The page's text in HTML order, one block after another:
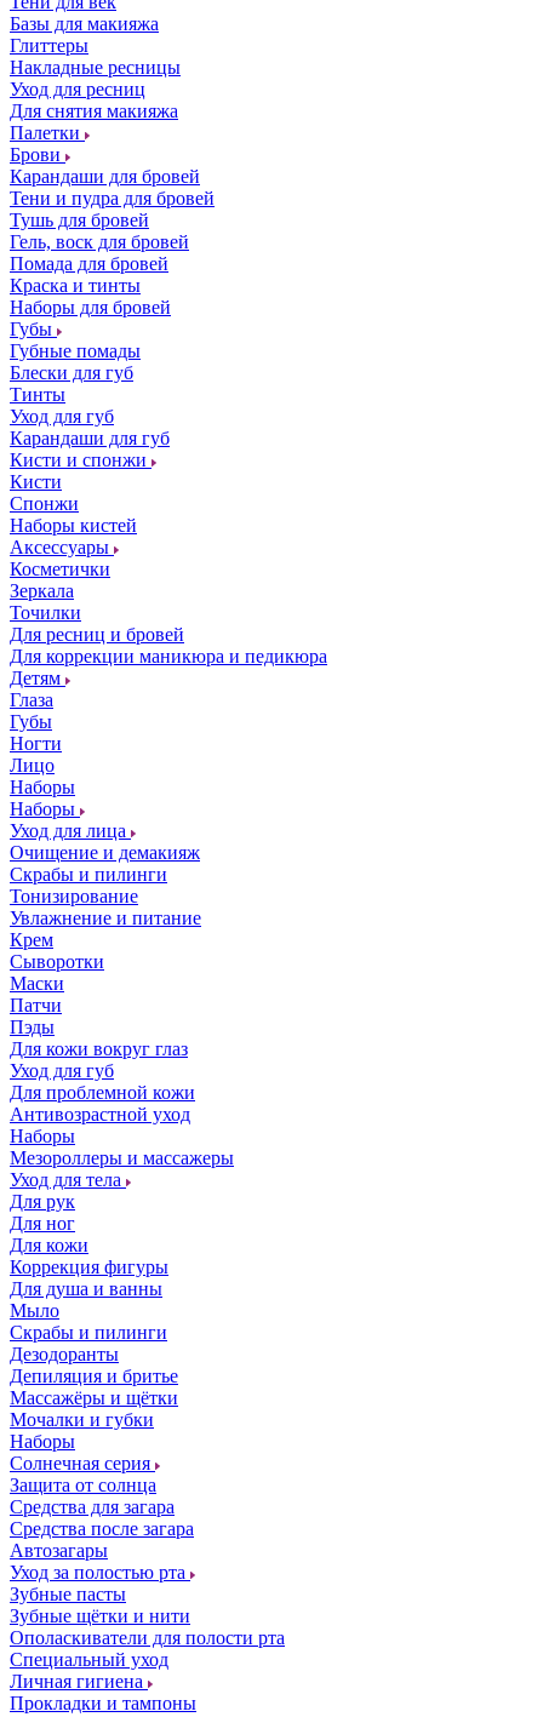
Базы для макияжа
Глиттеры
Накладные ресницы
Уход для ресниц
Для снятия макияжа
Палетки
Брови
Карандаши для бровей
Тени и пудра для бровей
Тушь для бровей
Гель, воск для бровей
Помада для бровей
Краска и тинты
Наборы для бровей
Губы
Губные помады
Блески для губ
Тинты
Уход для губ
Карандаши для губ
Кисти и спонжи
Кисти
Спонжи
Наборы кистей
Аксессуары
Косметички
Зеркала
Точилки
Для ресниц и бровей
Для коррекции маникюра и педикюра
Детям
Глаза
Губы
Ногти
Лицо
Наборы
Наборы
Уход для лица
Очищение и демакияж
Скрабы и пилинги
Тонизирование
Увлажнение и питание
Крем
Сыворотки
Маски
Патчи
Пэды
Для кожи вокруг глаз
Уход для губ
Для проблемной кожи
Антивозрастной уход
Наборы
Мезороллеры и массажеры
Уход для тела
Для рук
Для ног
Для кожи
Коррекция фигуры
Для душа и ванны
Мыло
Скрабы и пилинги
Дезодоранты
Депиляция и бритье
Массажёры и щётки
Мочалки и губки
Наборы
Солнечная серия
Защита от солнца
Средства для загара
Средства после загара
Автозагары
Уход за полостью рта
Зубные пасты
Зубные щётки и нити
Ополаскиватели для полости рта
Специальный уход
Личная гигиена
Прокладки и тампоны